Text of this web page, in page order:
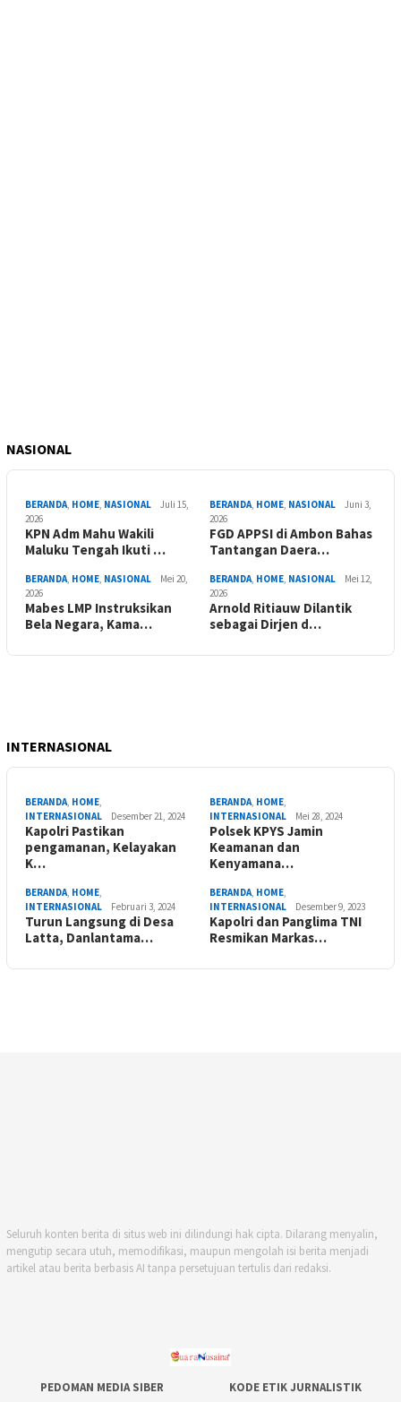
NASIONAL
BERANDA, HOME, NASIONAL
Juli 15,
2026
KPN Adm Mahu Wakili
Maluku Tengah Ikuti …
BERANDA, HOME, NASIONAL
Juni 3,
2026
FGD APPSI di Ambon Bahas
Tantangan Daera…
BERANDA, HOME, NASIONAL
Mei 20,
2026
Mabes LMP Instruksikan
Bela Negara, Kama…
BERANDA, HOME, NASIONAL
Mei 12,
2026
Arnold Ritiauw Dilantik
sebagai Dirjen d…
INTERNASIONAL
BERANDA, HOME,
INTERNASIONAL
Desember 21, 2024
Kapolri Pastikan
pengamanan, Kelayakan
K…
BERANDA, HOME,
INTERNASIONAL
Mei 28, 2024
Polsek KPYS Jamin
Keamanan dan
Kenyamana…
BERANDA, HOME,
INTERNASIONAL
Februari 3, 2024
Turun Langsung di Desa
Latta, Danlantama…
BERANDA, HOME,
INTERNASIONAL
Desember 9, 2023
Kapolri dan Panglima TNI
Resmikan Markas…
Seluruh konten berita di situs web ini dilindungi hak cipta. Dilarang menyalin,
mengutip secara utuh, memodifikasi, maupun mengolah isi berita menjadi
artikel atau berita berbasis AI tanpa persetujuan tertulis dari redaksi.
PEDOMAN MEDIA SIBER KODE ETIK JURNALISTIK